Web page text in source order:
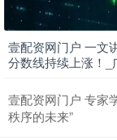
壹配资网门户 一文
分数线持续上涨！_
壹配资网门户 专家
秩序的未来”